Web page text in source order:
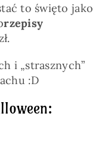
to święto jako
rzepisy
i „strasznych”
:D